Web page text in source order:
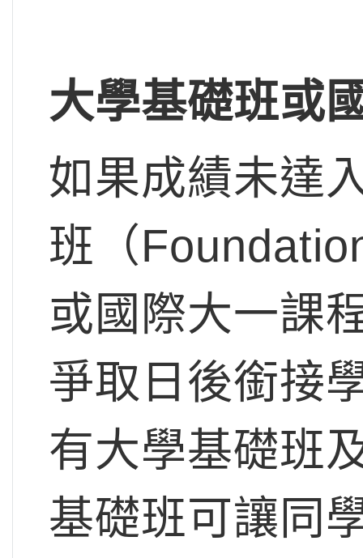
大學基礎班或
如果成績未達
班（
或國際大一課
爭取日後銜接
有大學基礎班
基礎班可讓同